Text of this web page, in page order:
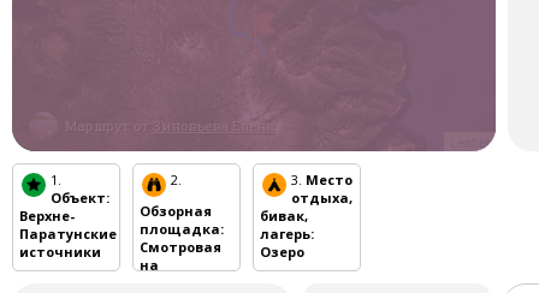
Маршрут от
Leaflet
1.
Объект:
Верхне-
Паратунские
источники
2.
Обзорная
площадка:
Смотровая
на
3. Место
отдыха,
бивак,
лагерь:
Озеро